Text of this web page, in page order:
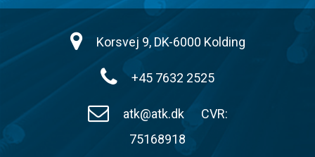
Korsvej 9, DK-6000 Kolding
+45 7632 2525
atk@atk.dk
CVR:
75168918